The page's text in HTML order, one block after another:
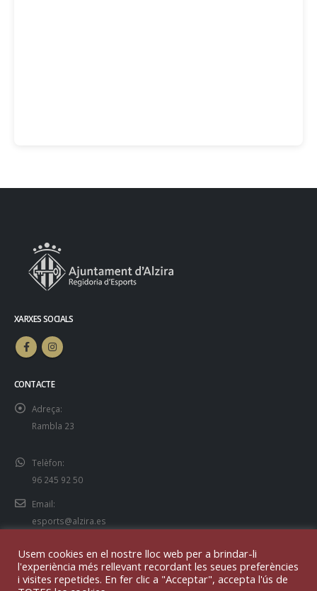
Adreça:
Telèfon:
Email:
Usem cookies en el nostre lloc web per a brindar-li
l'experiència més rellevant recordant les seues preferències
i visites repetides. En fer clic a "Acceptar", accepta l'ús de